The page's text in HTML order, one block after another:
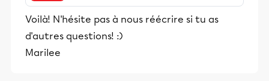
Voilà! N'hésite pas à nous réécrire si tu as
d'autres questions! :)
Marilee